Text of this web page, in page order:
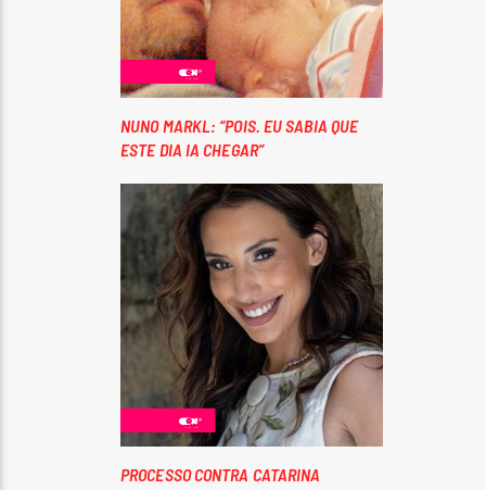
NUNO MARKL: “POIS. EU SABIA QUE
ESTE DIA IA CHEGAR”
PROCESSO CONTRA CATARINA